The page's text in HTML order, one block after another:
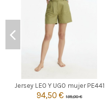
Jersey LEO Y UGO mujer PE441
94,50 €135,00 €
MULTICOLOR
3
